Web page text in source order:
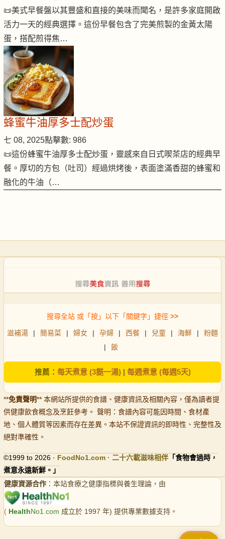
📜美式早餐盤以其豐盛和直接的美味而聞名，是許多家庭開啟
活力一天的經典選擇。這份早餐包含了完美煎製的金黃太陽
蛋，搭配煎得焦…
蜂蜜牛油厚多士配炒蛋
七 08, 2025點擊數: 986
📜這份蜂蜜牛油厚多士配炒蛋，靈感來自日式喫茶店的經典早
餐。厚切的方包（吐司）經過烘烤後，表面塗滿香甜的蜂蜜和
融化的牛油（…
搜尋全站 或「按」以下「關鍵字」捷徑 >>
滋補湯 | 簡易菜 | 婦女 | 孕婦 | 西餐 | 兒童 | 海鮮 |
粉麵
|
飯
推薦： 每天煮意 (3餸一湯)| 每週煮意 (每週5天)
**免責聲明** 本網站所提供的食譜、健康資訊及相關內容，僅為讀者提
供健康飲食概念及烹飪參考。 聲明：食譜內容可能因時間、食材產
地、個人體質等因素而存在差異。本站不保證資訊的即時性、完整性及
絕對準確性。
©1999 to 2026 · FoodNo1.com · 二十六載滋味相伴 「食物會過時，
煮意永遠新鮮。」
健康資源合作 ：本站食療之健康指標與養生理論，由
( HealthNo1.com 成立於 1997 年) 提供專業數據支持。